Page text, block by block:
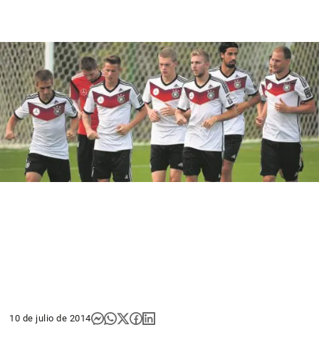
10 de julio de 2014